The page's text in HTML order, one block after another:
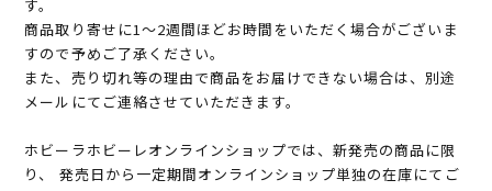
す。
商品取り寄せに1～2週間ほどお時間をいただく場合がございま
すので予めご了承ください。
また、売り切れ等の理由で商品をお届けできない場合は、別途
メールにてご連絡させていただきます。
ホビーラホビーレオンラインショップでは、新発売の商品に限
り、 発売日から一定期間オンラインショップ単独の在庫にてご